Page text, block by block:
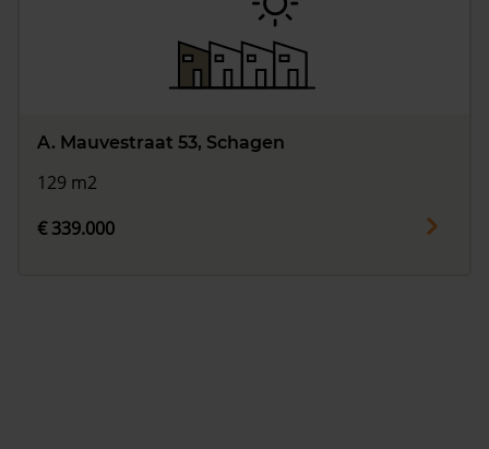
A. Mauvestraat 53, Schagen
129 m2
€ 339.000